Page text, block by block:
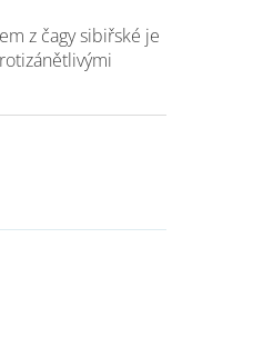
z čagy sibiřské je